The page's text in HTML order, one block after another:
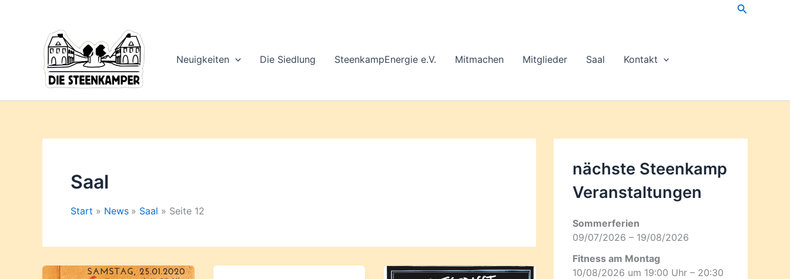
Suchen
Neuigkeiten Die Siedlung SteenkampEnergie e.V. Mitmachen Mitglieder Saal Kontakt
Saal
Start News Saal Seite 12
nächste Steenkamp
Veran­staltungen
Sommerferien
09/07/2026 – 19/08/2026
Fitness am Montag
10/08/2026 um 19:00 Uhr – 20:30
ein ...